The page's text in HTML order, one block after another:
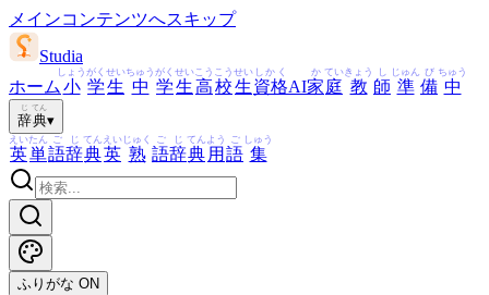
メインコンテンツへスキップ
Studia
ホーム 小
しょう
学
がく
生
せい
中
ちゅう
学
がく
生
せい
高
こう
校
こう
生
せい
資格
しかく
AI家
か
庭
てい
教
きょう
師
し
準
じゅん
備
び
中
ちゅう
辞
じ
典
てん
▾
英
えい
単
たん
語
ご
辞
じ
典
てん
英
えい
熟
じゅく
語
ご
辞
じ
典
てん
用
よう
語
ご
集
しゅう
ふりがな ON